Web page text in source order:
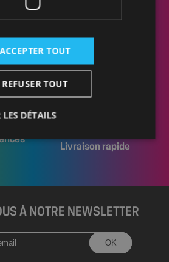
Livraison sur chantier
ou en entrepôt
Livraison rapide
À NOTRE NEWSLETTER
ACCEPTER TOUT
REFUSER TOUT
DÉTAILS
nécessaires habilitent des
base du site Web telles que la
pas être utilisé correctement
nécessaires.